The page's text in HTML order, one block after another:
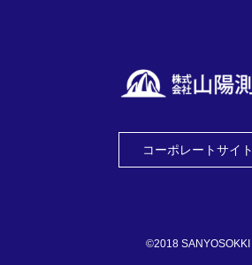
コーポレートサイト
©2018 SANYOSOKKI